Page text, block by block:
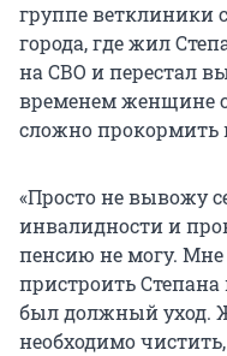
группе ветклиники
города, где жил
на СВО и перестал
временем женщине
сложно прокормить
«Просто не вывожу
инвалидности и
пенсию не могу.
пристроить
был должный уход.
необходимо